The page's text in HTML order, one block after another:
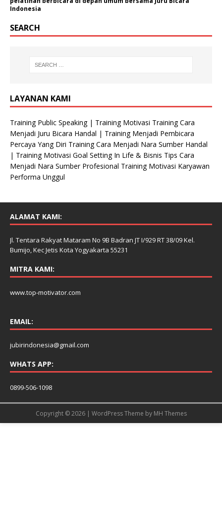
n
O
r
s
a
N
a
m
a
Indonesia
SEARCH
LAYANAN KAMI
Training Public Speaking | Training Motivasi Training Cara
Menjadi Juru Bicara Handal | Training Menjadi Pembicara
Percaya Yang Diri Training Cara Menjadi Nara Sumber Handal
| Training Motivasi Goal Setting In Life & Bisnis Tips Cara
Menjadi Nara Sumber Profesional Training Motivasi Karyawan
Performa Unggul
ALAMAT KAMI:
Jl. Tentara Rakyat Mataram No 9B Badran JT I/929 RT 38/09 Kel.
Bumijo, Kec Jetis Kota Yogyakarta 55231
MITRA KAMI:
www.top-motivator.com
EMAIL:
jubirindonesia@gmail.com
WHATS APP:
0899-506-1098
Copyright © 2026 | WordPress Theme by MH Themes